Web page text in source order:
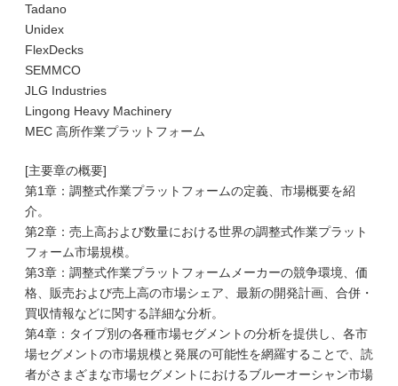
Tadano
Unidex
FlexDecks
SEMMCO
JLG Industries
Lingong Heavy Machinery
MEC 高所作業プラットフォーム
[主要章の概要]
第1章：調整式作業プラットフォームの定義、市場概要を紹
介。
第2章：売上高および数量における世界の調整式作業プラット
フォーム市場規模。
第3章：調整式作業プラットフォームメーカーの競争環境、価
格、販売および売上高の市場シェア、最新の開発計画、合併・
買収情報などに関する詳細な分析。
第4章：タイプ別の各種市場セグメントの分析を提供し、各市
場セグメントの市場規模と発展の可能性を網羅することで、読
者がさまざまな市場セグメントにおけるブルーオーシャン市場